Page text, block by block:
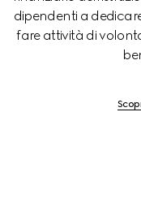
dipendenti a
fare attività di